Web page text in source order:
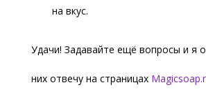
на вкус.
Удачи! Задавайте ещё вопросы и я
них отвечу на страницах